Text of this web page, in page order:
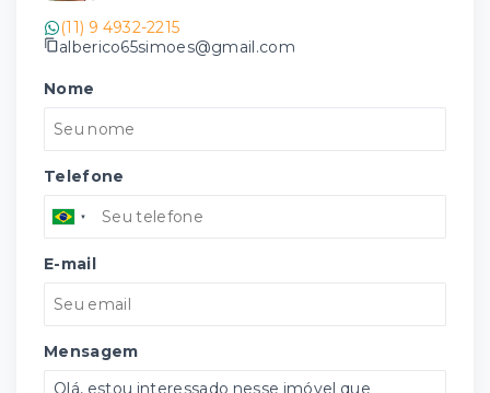
(11) 9 4932-2215
alberico65simoes@gmail.com
Nome
Telefone
E-mail
Mensagem